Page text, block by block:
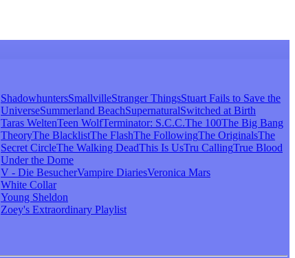
ShadowhuntersSmallvilleStranger ThingsStuart Fails to Save the
UniverseSummerland BeachSupernaturalSwitched at Birth
Taras WeltenTeen WolfTerminator: S.C.C.The 100The Big Bang
TheoryThe BlacklistThe FlashThe FollowingThe OriginalsThe
Secret CircleThe Walking DeadThis Is UsTru CallingTrue Blood
Under the Dome
V - Die BesucherVampire DiariesVeronica Mars
White Collar
Young Sheldon
Zoey's Extraordinary Playlist